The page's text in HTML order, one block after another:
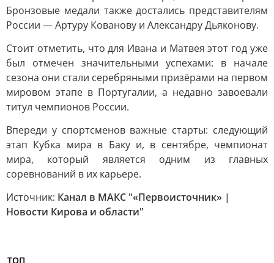
Бронзовые медали также достались представителям
России — Артуру Кованову и Александру Дьяконову.
Стоит отметить, что для Ивана и Матвея этот год уже
был отмечен значительными успехами: в начале
сезона они стали серебряными призёрами на первом
мировом этапе в Португалии, а недавно завоевали
титул чемпионов России.
Впереди у спортсменов важные старты: следующий
этап Кубка мира в Баку и, в сентябре, чемпионат
мира, который является одним из главных
соревнований в их карьере.
Источник: Канал в МАКС "«Первоисточник» |
Новости Кирова и области"
ТОП